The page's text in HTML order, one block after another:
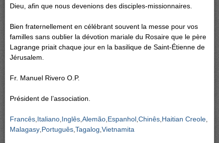
Dieu, afin que nous devenions des disciples-missionnaires.
Bien fraternellement en célébrant souvent la messe pour vos
familles sans oublier la dévotion mariale du Rosaire que le père
Lagrange priait chaque jour en la basilique de Saint-Étienne de
Jérusalem.
Fr. Manuel Rivero O.P.
Président de l’association.
Francês Italiano Inglês Alemão Espanhol Chinês Haitian Creole
Malagasy Português Tagalog Vietnamita